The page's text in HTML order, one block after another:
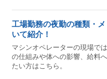
工場勤務の夜勤の種類・
いて紹介！
マシンオペレーターの現場で
の仕組みや体への影響、給料
たい方はこちら。